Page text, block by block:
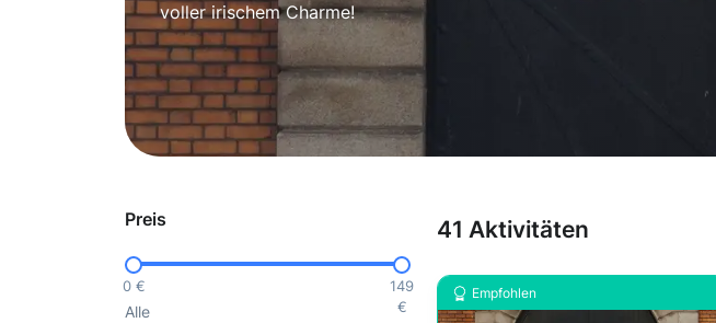
voller irischem Charme!
Preis
0 €
149
€
Alle
41 Aktivitäten
Empfohlen